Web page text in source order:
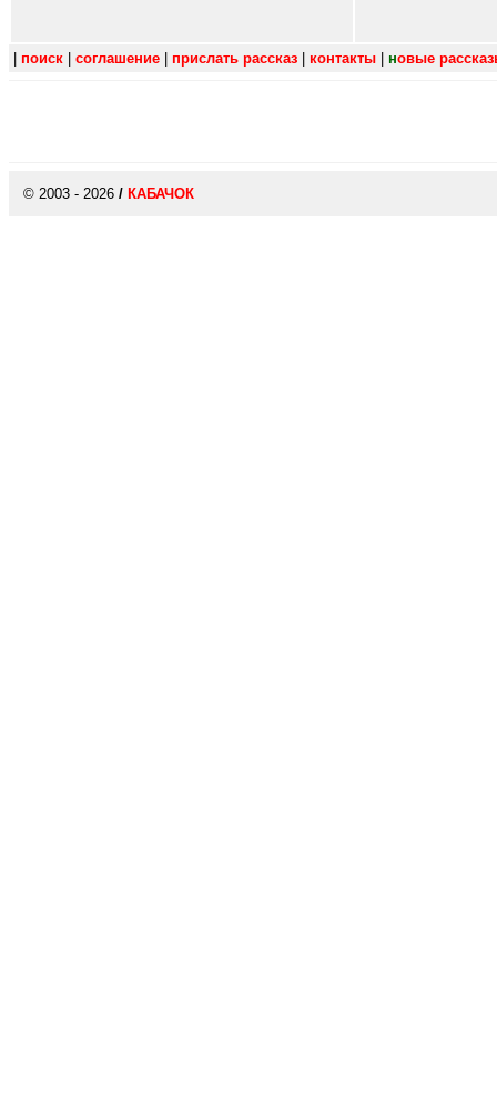
поиск соглашение прислать рассказ контакты новые
© 2003 - 2026 / КАБАЧОК